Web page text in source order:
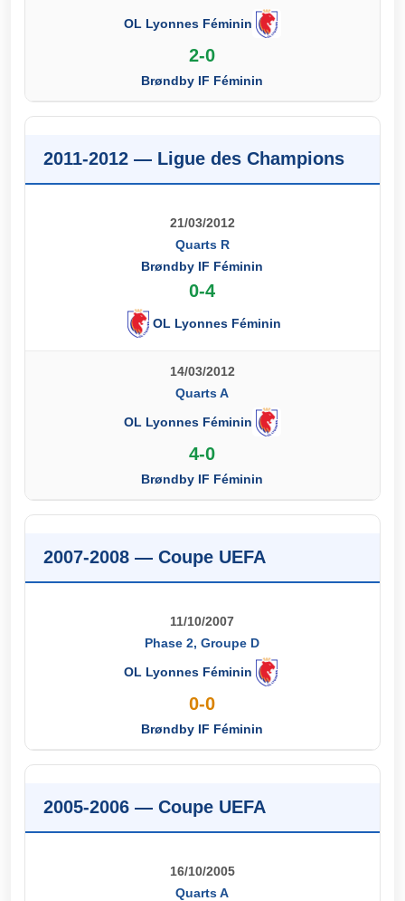
OL Lyonnes Féminin
2-0
Brøndby IF Féminin
2011-2012 — Ligue des Champions
21/03/2012
Quarts R
Brøndby IF Féminin
0-4
OL Lyonnes Féminin
14/03/2012
Quarts A
OL Lyonnes Féminin
4-0
Brøndby IF Féminin
2007-2008 — Coupe UEFA
11/10/2007
Phase 2, Groupe D
OL Lyonnes Féminin
0-0
Brøndby IF Féminin
2005-2006 — Coupe UEFA
16/10/2005
Quarts A